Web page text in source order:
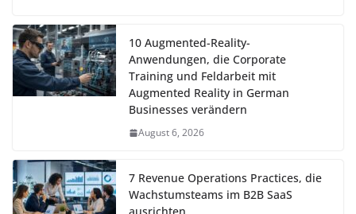
10 Augmented-Reality-
Anwendungen, die Corporate
Training und Feldarbeit mit
Augmented Reality in German
Businesses verändern
August 6, 2026
7 Revenue Operations Practices, die
Wachstumsteams im B2B SaaS